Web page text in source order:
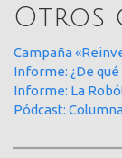
Otros
Campaña
Informe: ¿De
Informe: La
Pódcast: